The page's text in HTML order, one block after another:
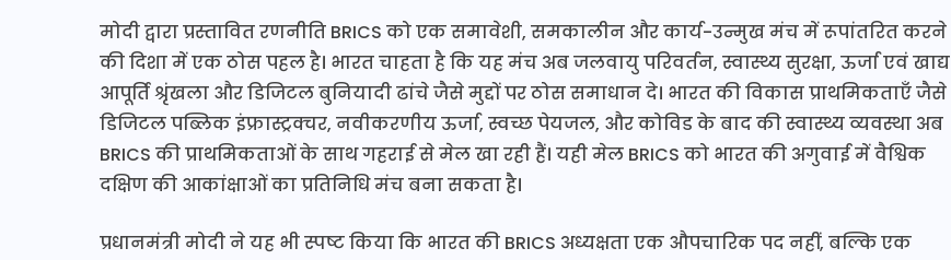
मोदी द्वारा प्रस्तावित रणनीति BRICS को एक समावेशी, समकालीन और कार्य-उन्मुख मंच में रूपांतरित करने
की दिशा में एक ठोस पहल है। भारत चाहता है कि यह मंच अब जलवायु परिवर्तन, स्वास्थ्य सुरक्षा, ऊर्जा एवं खाद्य
आपूर्ति श्रृंखला और डिजिटल बुनियादी ढांचे जैसे मुद्दों पर ठोस समाधान दे। भारत की विकास प्राथमिकताएँ जैसे
डिजिटल पब्लिक इंफ्रास्ट्रक्चर, नवीकरणीय ऊर्जा, स्वच्छ पेयजल, और कोविड के बाद की स्वास्थ्य व्यवस्था अब
BRICS की प्राथमिकताओं के साथ गहराई से मेल खा रही हैं। यही मेल BRICS को भारत की अगुवाई में वैश्विक
दक्षिण की आकांक्षाओं का प्रतिनिधि मंच बना सकता है।
प्रधानमंत्री मोदी ने यह भी स्पष्ट किया कि भारत की BRICS अध्यक्षता एक औपचारिक पद नहीं, बल्कि एक